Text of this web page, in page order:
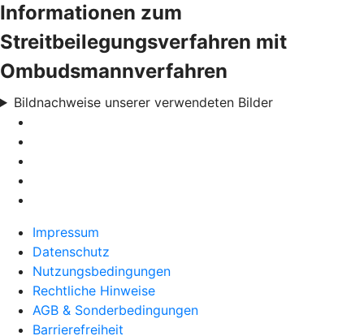
Informationen zum
Streitbeilegungsverfahren mit
Ombudsmannverfahren
Bildnachweise unserer verwendeten Bilder
Impressum
Datenschutz
Nutzungsbedingungen
Rechtliche Hinweise
AGB & Sonderbedingungen
Barrierefreiheit